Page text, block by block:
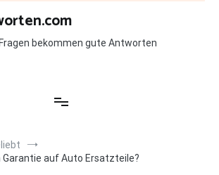
bekommen gute Antworten
Garantie auf Auto Ersatzteile?